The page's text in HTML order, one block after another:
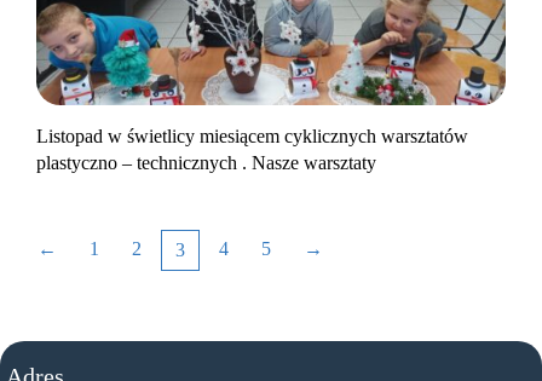
Listopad w świetlicy miesiącem cyklicznych warsztatów
plastyczno – technicznych . Nasze warsztaty
← 1 2 3 4 5 →